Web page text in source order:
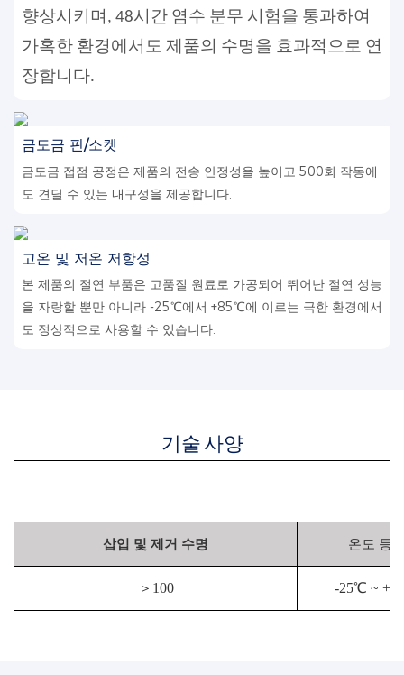
향상시키며, 48시간 염수 분무 시험을 통과하여
가혹한 환경에서도 제품의 수명을 효과적으로 연
장합니다.
금도금 핀/소켓
금도금 접점 공정은 제품의 전송 안정성을 높이고 500회 작동에
도 견딜 수 있는 내구성을 제공합니다.
고온 및 저온 저항성
본 제품의 절연 부품은 고품질 원료로 가공되어 뛰어난 절연 성능
을 자랑할 뿐만 아니라 -25℃에서 +85℃에 이르는 극한 환경에서
도 정상적으로 사용할 수 있습니다.
기술 사양
삽입 및 제거 수명 온도 등
＞ 100 -25℃ ~